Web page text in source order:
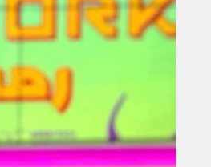
FLEECE : UNE
GÉNÉRATION DE
DE SPORT PENSÉE
QUOTIDIEN